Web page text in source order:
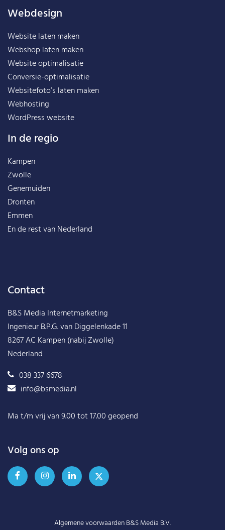
Webdesign
Website laten maken
Webshop laten maken
Website optimalisatie
Conversie-optimalisatie
Websitefoto’s laten maken
Webhosting
WordPress website
In de regio
Kampen
Zwolle
Genemuiden
Dronten
Emmen
En de rest vanNederland
Contact
B&S Media Internetmarketing
Ingenieur B.P.G. van Diggelenkade 11
8267 AC Kampen (nabij Zwolle)
Nederland
038 337 6678
info@bsmedia.nl
Ma t/m vrij van 9.00 tot 17.00 geopend
Volg ons op
Algemene voorwaarden B&S Media B.V.